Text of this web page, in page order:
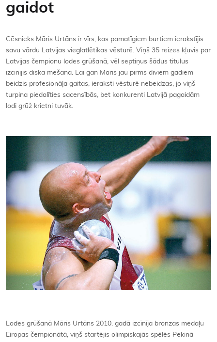
gaidot
Cēsnieks Māris Urtāns ir vīrs, kas pamatīgiem burtiem ierakstījis
savu vārdu Latvijas vieglatlētikas vēsturē. Viņš 35 reizes kļuvis par
Latvijas čempionu lodes grūšanā, vēl septiņus šādus titulus
izcīnījis diska mešanā. Lai gan Māris jau pirms diviem gadiem
beidzis profesionāļa gaitas, ieraksti vēsturē nebeidzas, jo viņš
turpina piedalīties sacensībās, bet konkurenti Latvijā pagaidām
lodi grūž krietni tuvāk.
Lodes grūšanā Māris Urtāns 2010. gadā izcīnīja bronzas medaļu
Eiropas čempionātā, viņš startējis olimpiskajās spēlēs Pekinā